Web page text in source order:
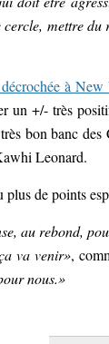
mettre du
à New
un +/- très
bon banc des
Leonard.
plus de points
au rebond,
va venir»,
nous.»